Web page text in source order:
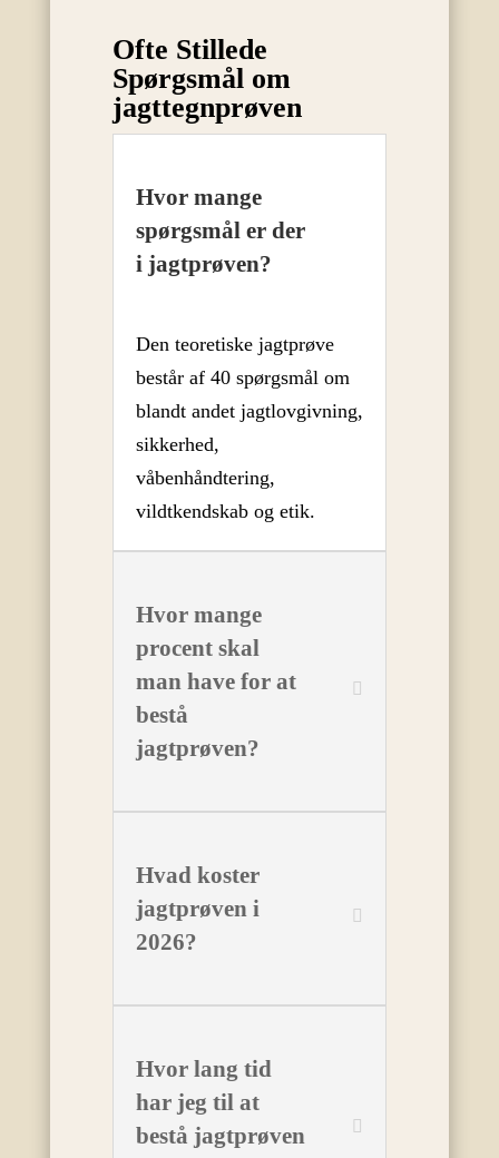
Ofte Stillede
Spørgsmål om
jagttegnprøven
Hvor mange
spørgsmål er der
i jagtprøven?
Den teoretiske jagtprøve
består af 40 spørgsmål om
blandt andet jagtlovgivning,
sikkerhed,
våbenhåndtering,
vildtkendskab og etik.
Hvor mange
procent skal
man have for at
bestå
jagtprøven?
Hvad koster
jagtprøven i
2026?
Hvor lang tid
har jeg til at
bestå jagtprøven